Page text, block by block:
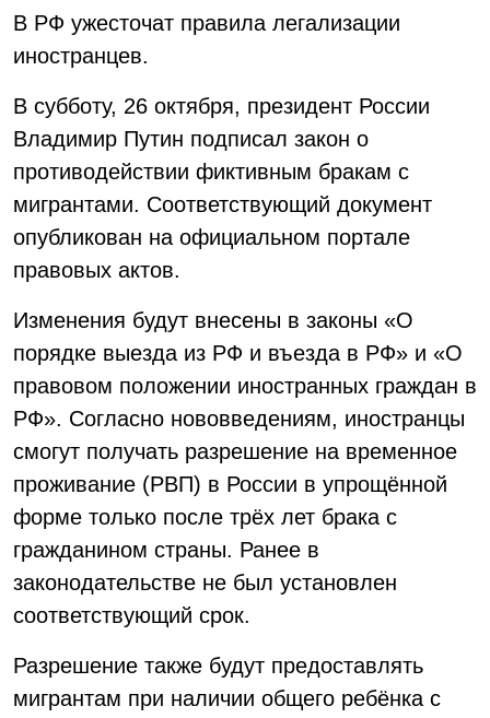
В РФ ужесточат правила легализации
иностранцев.
В субботу, 26 октября, президент России
Владимир Путин подписал закон о
противодействии фиктивным бракам с
мигрантами. Соответствующий документ
опубликован на официальном портале
правовых актов.
Изменения будут внесены в законы «О
порядке выезда из РФ и въезда в РФ» и «О
правовом положении иностранных граждан в
РФ». Согласно нововведениям, иностранцы
смогут получать разрешение на временное
проживание (РВП) в России в упрощённой
форме только после трёх лет брака с
гражданином страны. Ранее в
законодательстве не был установлен
соответствующий срок.
Разрешение также будут предоставлять
мигрантам при наличии общего ребёнка с